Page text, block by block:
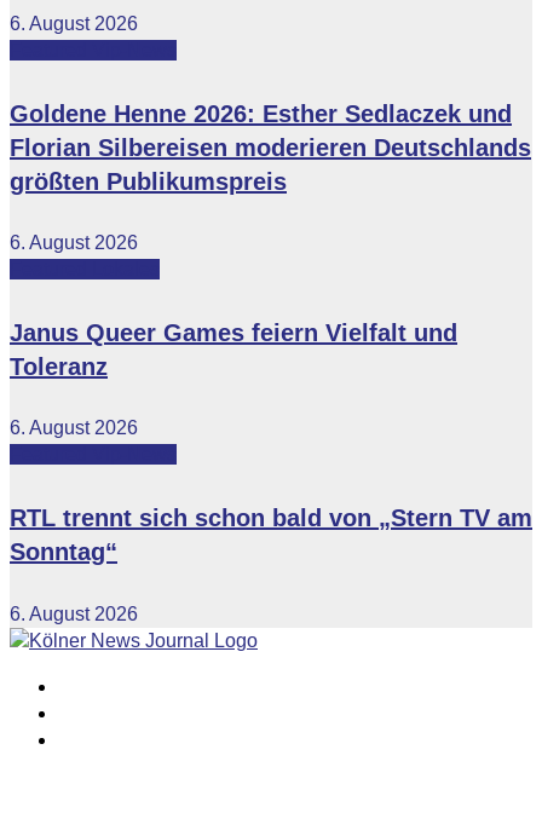
6. August 2026
Goldene Henne 2026: Esther Sedlaczek und
Florian Silbereisen moderieren Deutschlands
größten Publikumspreis
6. August 2026
Janus Queer Games feiern Vielfalt und
Toleranz
6. August 2026
RTL trennt sich schon bald von „Stern TV am
Sonntag“
6. August 2026